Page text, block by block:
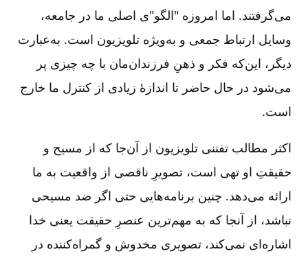
می‌گرفتند. اما امروزه "الگو"ی اصلی ما در جامعه،
وسایل ارتباط جمعی و به‌ویژه تلویزیون است. به‌عبارت
دیگر، این‌که فکر و ذهنِ فرزندان‌مان با چه چیزی پر
می‌شود در حال حاضر تا اندازۀ زیادی از کنترل ما خارج
است.
اکثر مطالب تفننی تلویزیون از آن‌جا که از مسیح و
حقیقتِ او تهی است، تصویرِ ناقصی از واقعیت به ما
ارائه می‌دهد. چنین برنامه‌هایی حتی اگر ضد مسیحی
نباشد، از آنجا که به مهم‌ترین عنصرِ حقیقت یعنی خدا
اشاره‌ای نمی‌کند، تصویری مخدوش و گمراه‌کننده در